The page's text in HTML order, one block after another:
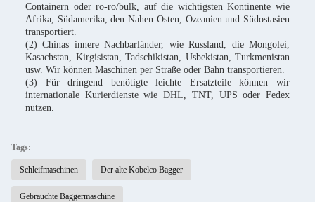
Containern oder ro-ro/bulk, auf die wichtigsten Kontinente wie
Afrika, Südamerika, den Nahen Osten, Ozeanien und Südostasien
transportiert.
(2) Chinas innere Nachbarländer, wie Russland, die Mongolei,
Kasachstan, Kirgisistan, Tadschikistan, Usbekistan, Turkmenistan
usw. Wir können Maschinen per Straße oder Bahn transportieren.
(3) Für dringend benötigte leichte Ersatzteile können wir
internationale Kurierdienste wie DHL, TNT, UPS oder Fedex
nutzen.
Tags:
Schleifmaschinen Der alte Kobelco Bagger
Gebrauchte Baggermaschine